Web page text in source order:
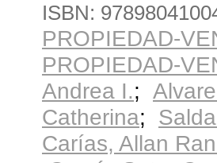
ISBN:
PROPIEDAD-
PROPIEDAD-
Andrea I.;
Catherina;
Carías, Allan